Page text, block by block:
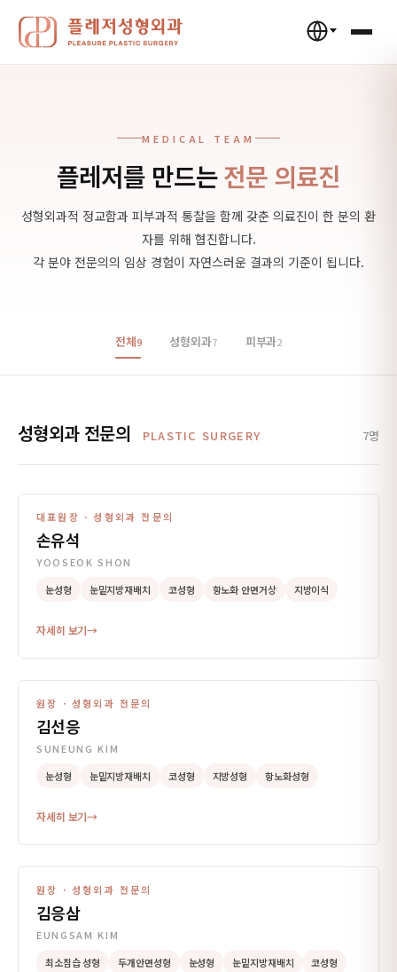
MEDICAL TEAM
플레저를 만드는전문 의료진
성형외과적 정교함과 피부과적 통찰을 함께 갖춘 의료진이 한 분의 환
자를 위해 협진합니다.
각 분야 전문의의 임상 경험이 자연스러운 결과의 기준이 됩니다.
전체9 성형외과7 피부과2
성형외과 전문의 PLASTIC SURGERY 7명
대표원장 · 성형외과 전문의
손유석
YOOSEOK SHON
눈성형
눈밑지방재배치 코성형 항노화 안면거상 지방이식
자세히 보기→
원장 · 성형외과 전문의
김선응
SUNEUNG KIM
눈성형
눈밑지방재배치 코성형 지방성형 항노화성형
자세히 보기→
원장 · 성형외과 전문의
김응삼
EUNGSAM KIM
최소침습 성형
두개안면성형 눈성형 눈밑지방재배치 코성형